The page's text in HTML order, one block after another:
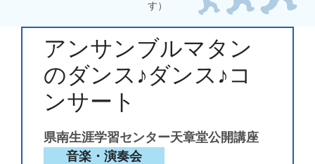
す）
アンサンブルマタン
のダンス♪ダンス♪コ
ンサート
県南生涯学習センター天章堂公開講座
音楽・演奏会